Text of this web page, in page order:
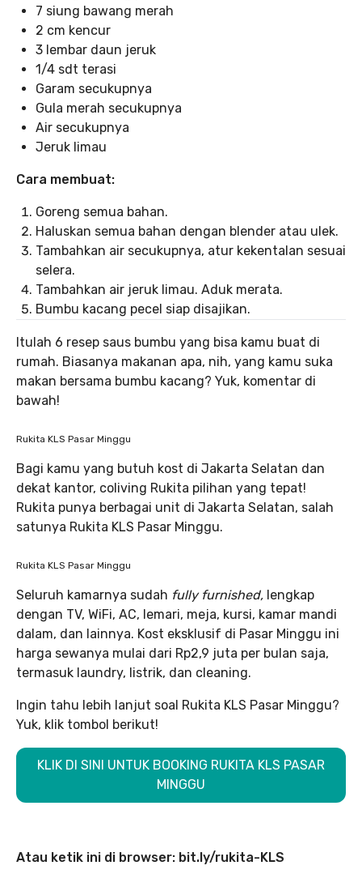
7 siung bawang merah
2 cm kencur
3 lembar daun jeruk
1/4 sdt terasi
Garam secukupnya
Gula merah secukupnya
Air secukupnya
Jeruk limau
Cara membuat:
Goreng semua bahan.
Haluskan semua bahan dengan blender atau ulek.
Tambahkan air secukupnya, atur kekentalan sesuai
selera.
Tambahkan air jeruk limau. Aduk merata.
Bumbu kacang pecel siap disajikan.
Itulah 6 resep saus bumbu yang bisa kamu buat di
rumah. Biasanya makanan apa, nih, yang kamu suka
makan bersama bumbu kacang? Yuk, komentar di
bawah!
Rukita KLS Pasar Minggu
Bagi kamu yang butuh kost di Jakarta Selatan dan
dekat kantor, coliving Rukita pilihan yang tepat!
Rukita punya berbagai unit di Jakarta Selatan, salah
satunya Rukita KLS Pasar Minggu.
Rukita KLS Pasar Minggu
Seluruh kamarnya sudah fully furnished, lengkap
dengan TV, WiFi, AC, lemari, meja, kursi, kamar mandi
dalam, dan lainnya. Kost eksklusif di Pasar Minggu ini
harga sewanya mulai dari Rp2,9 juta per bulan saja,
termasuk laundry, listrik, dan cleaning.
Ingin tahu lebih lanjut soal Rukita KLS Pasar Minggu?
Yuk, klik tombol berikut!
KLIK DI SINI UNTUK BOOKING RUKITA KLS PASAR
MINGGU
Atau ketik ini di browser: bit.ly/rukita-KLS